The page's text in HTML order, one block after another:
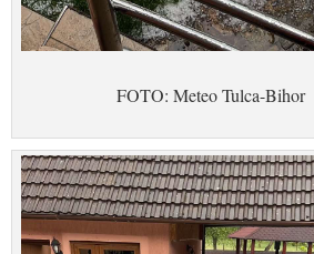
FOTO: Meteo Tulca-Bihor